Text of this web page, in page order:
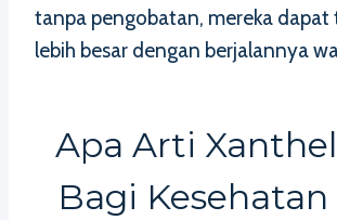
tanpa pengobatan, mereka dapat
lebih besar dengan berjalannya
Apa Arti
Bagi